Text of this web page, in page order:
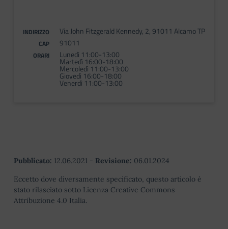
INDIRIZZO Via John Fitzgerald Kennedy, 2, 91011 Alcamo TP
CAP 91011
ORARI Lunedì 11:00-13:00
Martedì 16:00-18:00
Mercoledì 11:00-13:00
Giovedì 16:00-18:00
Venerdì 11:00-13:00
Pubblicato: 12.06.2021 - Revisione: 06.01.2024
Eccetto dove diversamente specificato, questo articolo è
stato rilasciato sotto Licenza Creative Commons
Attribuzione 4.0 Italia.